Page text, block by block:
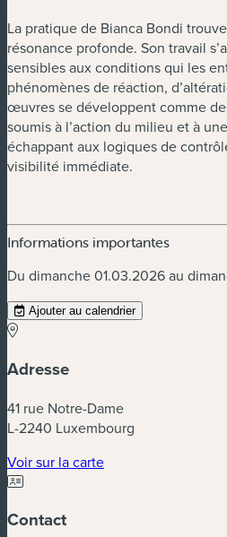
La pratique de Bianca Bondi
résonance profonde. Son travail
sensibles aux conditions qui les
phénomènes de réaction,
œuvres se développent comme
soumis à l’action du milieu et à
échappant aux logiques de
visibilité immédiate.
Informations importantes
Du dimanche 01.03.2026 au
Ajouter au calendrier
Adresse
41 rue Notre-Dame
L-2240 Luxembourg
Voir sur la carte(nouvelle fenêtre)
Contact